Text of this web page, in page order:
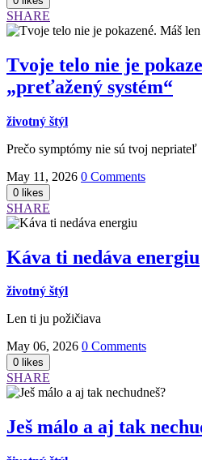
SHARE
Tvoje telo nie je
„preťažený systém“
životný štýl
Prečo symptómy nie sú tvoj nepriateľ
May 11, 2026 0 Comments
SHARE
Káva ti nedáva energiu
životný štýl
Len ti ju požičiava
May 06, 2026 0 Comments
SHARE
Ješ málo a aj tak